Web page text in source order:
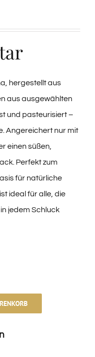
hergestellt aus
aus ausgewählten
und pasteurisiert –
Angereichert nur mit
einen süßen,
Perfekt zum
für natürliche
ideal für alle, die
jedem Schluck